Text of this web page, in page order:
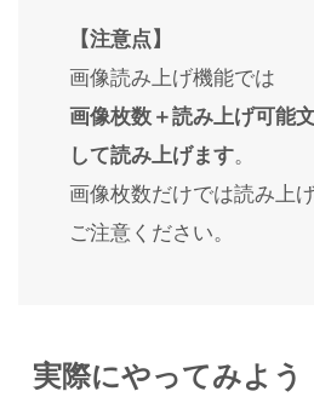
【注意点】
画像読み上げ機能では
画像枚数＋読み上げ可能
して読み上げます。
画像枚数だけでは読み上
ご注意ください。
実際にやってみよう